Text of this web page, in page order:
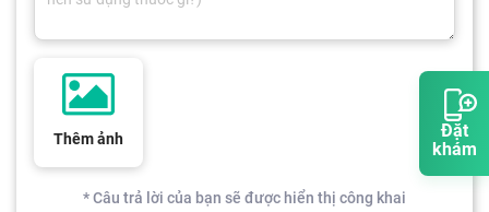
Đặt
khám
Thêm ảnh
* Câu trả lời của bạn sẽ được hiển thị công khai